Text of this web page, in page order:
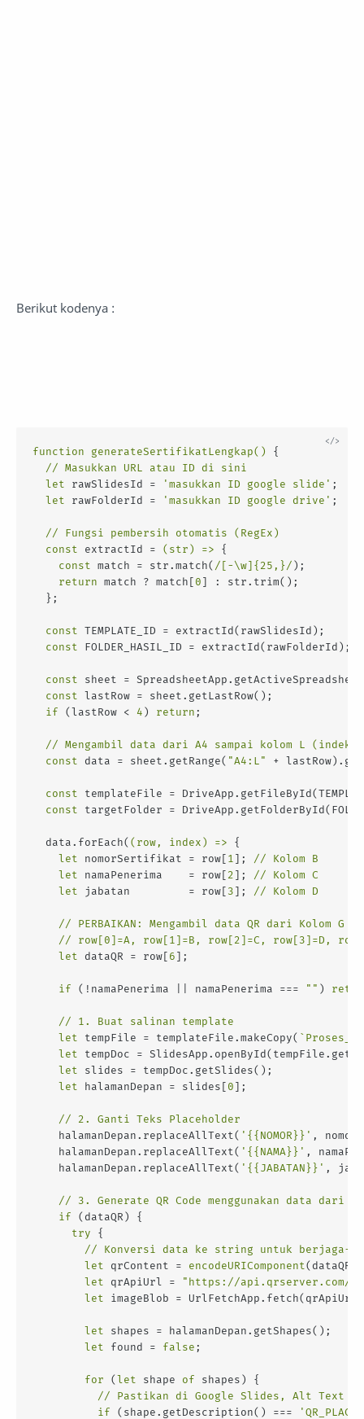
Berikut kodenya :
function generateSertifikatLengkap( ) {
// Masukkan URL atau ID di sini
let
rawSlidesId = 'masukkan ID google slide' ;
let
rawFolderId = 'masukkan ID google drive' ;
// Fungsi pembersih otomatis (RegEx)
const
extractId = ( str ) => {
const
match = str.match( /[-\w]{25,}/ );
return match ? match[ 0 ] : str.trim();
  };
const
TEMPLATE_ID = extractId(rawSlidesId);
const
FOLDER_HASIL_ID = extractId(rawFolderId);
const
sheet =
const
lastRow = sheet.getLastRow();
if (lastRow < 4 ) return ;
// Mengambil data dari A4 sampai kolom L (indeks
const
data = sheet.getRange( "A4:L" +
const
templateFile =
const
targetFolder =
  data.forEach(
( row, index ) => {
let
nomorSertifikat = row[ 1 ]; // Kolom B
let
namaPenerima    = row[ 2 ]; // Kolom C
let
jabatan         = row[ 3 ]; // Kolom D
// PERBAIKAN: Mengambil data QR dari Kolom G
// row[0]=A, row[1]=B, row[2]=C, row[3]=D,
let
dataQR = row[ 6 ];
if (!namaPenerima || namaPenerima === "" )
// 1. Buat salinan template
let
tempFile = templateFile.makeCopy( `Proses_
let
tempDoc =
let
slides = tempDoc.getSlides();
let
halamanDepan = slides[ 0 ];
// 2. Ganti Teks Placeholder
    halamanDepan.replaceAllText(
'{{NOMOR}}' ,
    halamanDepan.replaceAllText(
'{{NAMA}}' ,
    halamanDepan.replaceAllText(
'{{JABATAN}}' ,
// 3. Generate QR Code menggunakan data dari
if (dataQR) {
try {
// Konversi data ke string untuk berjaga-
let
qrContent = encodeURIComponent
let
qrApiUrl =
"https://api.qrserver.com/v1/
let
imageBlob =
let
shapes = halamanDepan.getShapes();
let
found = false ;
for (let shape of shapes) {
// Pastikan di Google Slides, Alt Text
if (shape.getDescription() ===